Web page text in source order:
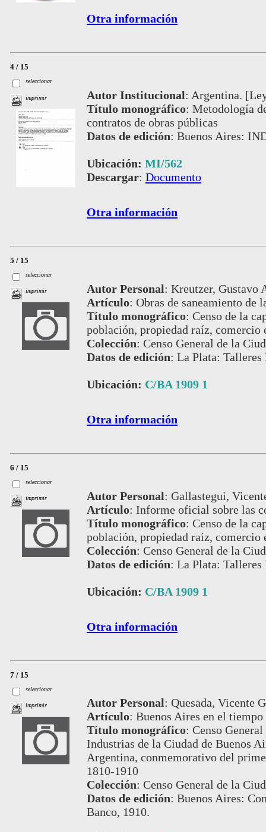
Otra información
4 / 15
seleccionar
imprimir Autor Institucional: Argentina.
Título monográfico: Metodología
contratos de obras públicas
Datos de edición: Buenos Aires:
Ubicación: MI/562
Descargar: Documento
Otra información
5 / 15
seleccionar
imprimir Autor Personal: Kreutzer, Gustavo
Artículo: Obras de saneamiento de
Título monográfico: Censo de la
población, propiedad raíz, comercio
Colección: Censo General de la
Datos de edición: La Plata: Talleres
Ubicación: C/BA 1909 1
Otra información
6 / 15
seleccionar
imprimir Autor Personal: Gallastegui,
Artículo: Informe oficial sobre las
Título monográfico: Censo de la
población, propiedad raíz, comercio
Colección: Censo General de la
Datos de edición: La Plata: Talleres
Ubicación: C/BA 1909 1
Otra información
7 / 15
seleccionar
imprimir Autor Personal: Quesada, Vicente
Artículo: Buenos Aires en el
Título monográfico: Censo
Industrias de la Ciudad de Buenos
Argentina, conmemorativo del
1810-1910
Colección: Censo General de la
Datos de edición: Buenos Aires:
Banco, 1910.